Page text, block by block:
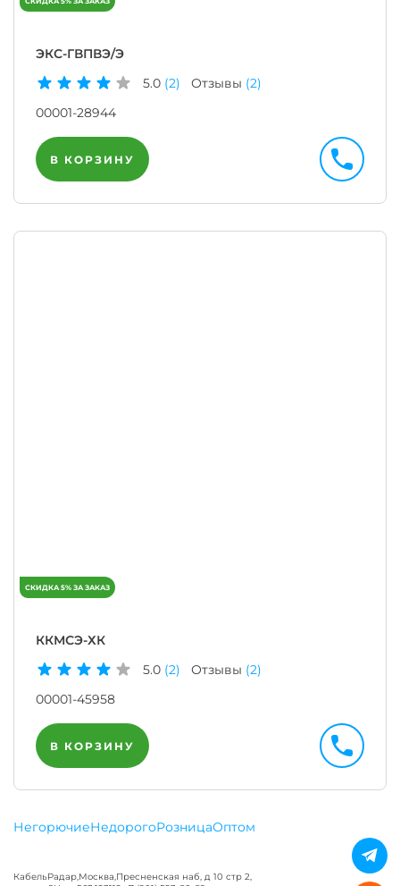
ЭКС-ГВПВЭ/Э
5.0 (2) Отзывы (2)
00001-28944
В КОРЗИНУ
ККМСЭ-ХК
5.0 (2) Отзывы (2)
00001-45958
В КОРЗИНУ
НегорючиеНедорогоРозницаОптом
КабельРадар,Москва,Пресненская наб, д 10 стр 2,